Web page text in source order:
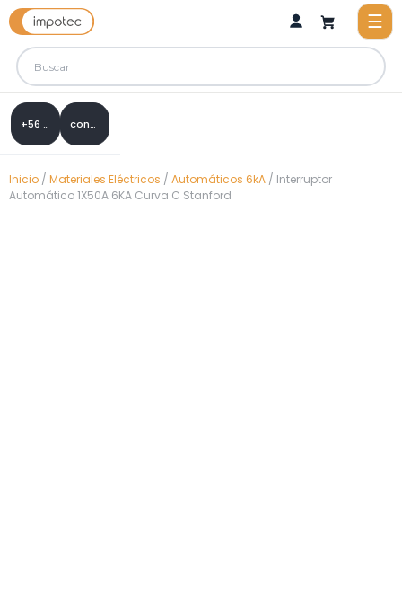
+56 9 8288 0307 contacto@impotec.cl
Inicio / Materiales Eléctricos / Automáticos 6kA / Interruptor
Automático 1X50A 6KA Curva C Stanford